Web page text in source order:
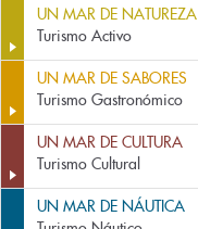
UN MAR DE NATUREZA
Turismo Activo
UN MAR DE SABORES
Turismo Gastronómico
UN MAR DE CULTURA
Turismo Cultural
UN MAR DE NÁUTICA